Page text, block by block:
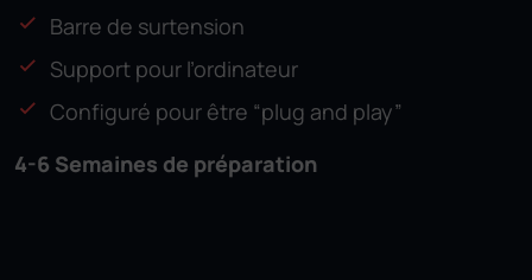
Barre de surtension
Support pour l’ordinateur
Configuré pour être “plug and play”
4-6 Semaines de préparation